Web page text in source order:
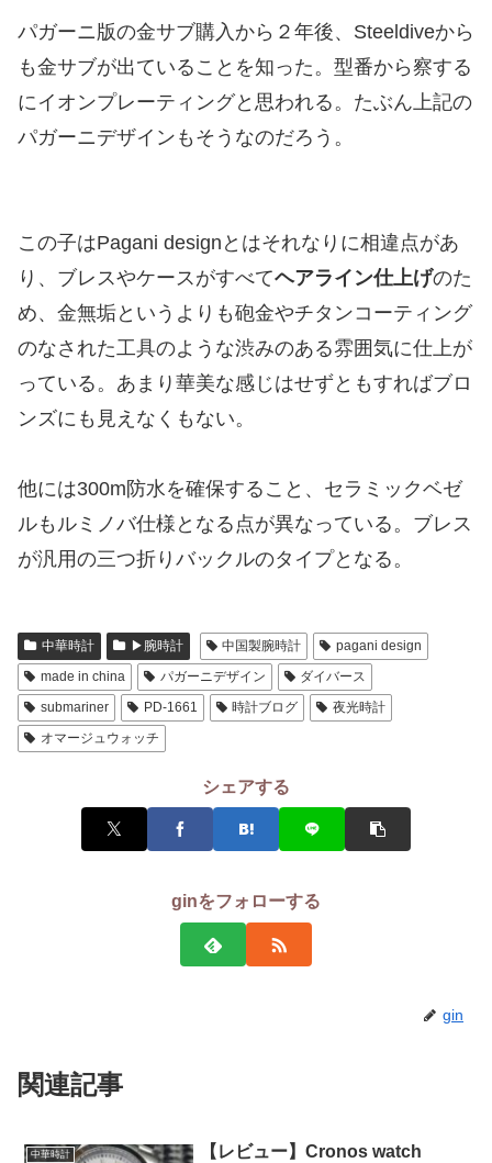
パガーニ版の金サブ購入から２年後、Steeldiveから
も金サブが出ていることを知った。型番から察する
にイオンプレーティングと思われる。たぶん上記の
パガーニデザインもそうなのだろう。
この子はPagani designとはそれなりに相違点があ
り、ブレスやケースがすべてヘアライン仕上げのた
め、金無垢というよりも砲金やチタンコーティング
のなされた工具のような渋みのある雰囲気に仕上が
っている。あまり華美な感じはせずともすればブロ
ンズにも見えなくもない。
他には300m防水を確保すること、セラミックベゼ
ルもルミノバ仕様となる点が異なっている。ブレス
が汎用の三つ折りバックルのタイプとなる。
中華時計 ▶腕時計 中国製腕時計
pagani design
made in china
パガーニデザイン
ダイバース
submariner
PD-1661 時計ブログ
夜光時計
オマージュウォッチ
シェアする
ginをフォローする
gin
関連記事
中華時計
【レビュー】Cronos watch